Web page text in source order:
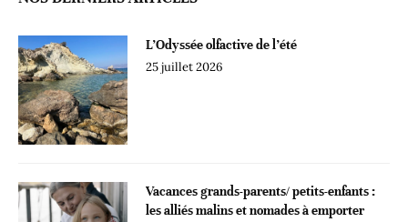
L’Odyssée olfactive de l’été
25 juillet 2026
Vacances grands-parents/ petits-enfants :
les alliés malins et nomades à emporter